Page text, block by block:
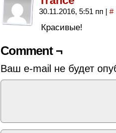
30.11.2016, 5:51 пп | #
Красивые!
Comment ¬
Ваш e-mail не будет